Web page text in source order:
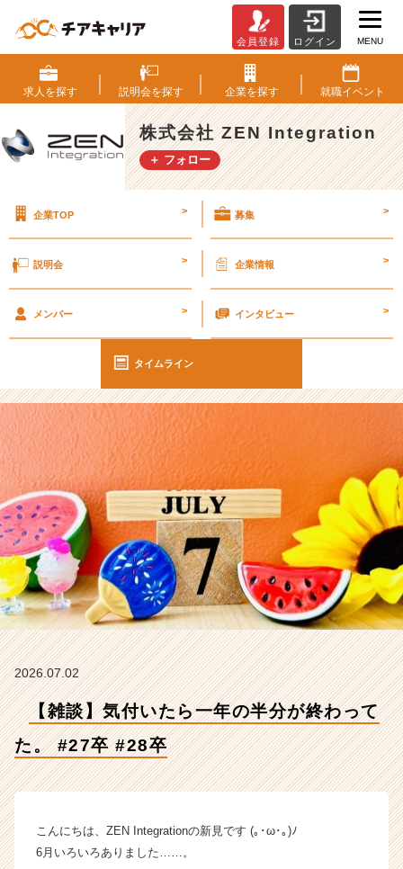
談】
気
付
い
た
ら
半
終
た。
#
2
卒
#
2
卒
【株
式
会
社
Z
E
t
e
g
o
n
会員登録 ログイン MENU
求人を探す 説明会を探す 企業を探す 就職イベント
株式会社 ZEN Integration
＋ フォロー
企業TOP > 募集 >
説明会 > 企業情報 >
メンバー > インタビュー >
タイムライン
2026.07.02
【雑談】気付いたら一年の半分が終わって
た。 #27卒 #28卒
こんにちは、ZEN Integrationの新見です (｡･ω･｡)ﾉ
6月いろいろありました……。